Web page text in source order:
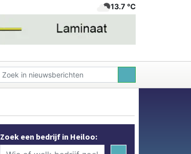
13.7 ℃
Zoek een bedrijf in Heiloo: